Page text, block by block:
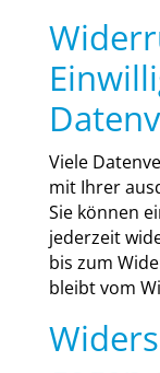
Vie­le
mit Ihrer
Sie kön­nen
jeder­zeit
bis zum
bleibt vom